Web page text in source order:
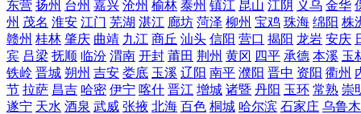
东营 扬州 台州 嘉兴 沧州 榆林 泰州 镇江 昆山 江阴 义乌 金华
州 茂名 淮安 江门 芜湖 湛江 廊坊 菏泽 柳州 宝鸡 珠海 绵阳 株
赣州 桂林 肇庆 曲靖 九江 商丘 汕头 信阳 营口 揭阳 龙岩 安庆
宾 吕梁 抚顺 临汾 渭南 开封 莆田 荆州 黄冈 四平 承德 本溪 玉
铁岭 晋城 朔州 吉安 娄底 玉溪 辽阳 南平 濮阳 晋中 资阳 衢州
节 拉萨 昌吉 哈密 伊宁 喀什 晋江 增城 诸暨 丹阳 玉环 常熟 崇
遂宁 天水 酒泉 武威 张掖 北海 百色 桐城 哈尔滨 石家庄 乌鲁